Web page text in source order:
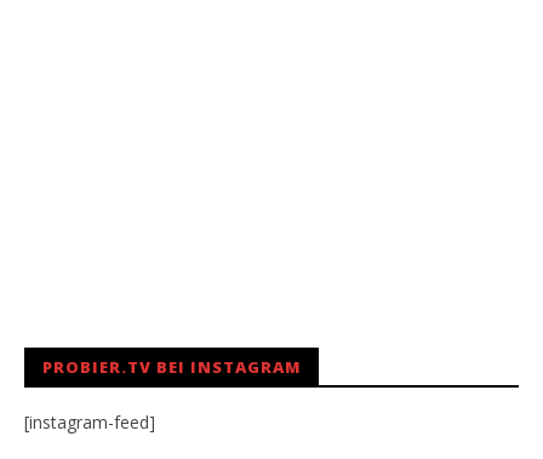
PROBIER.TV BEI INSTAGRAM
[instagram-feed]